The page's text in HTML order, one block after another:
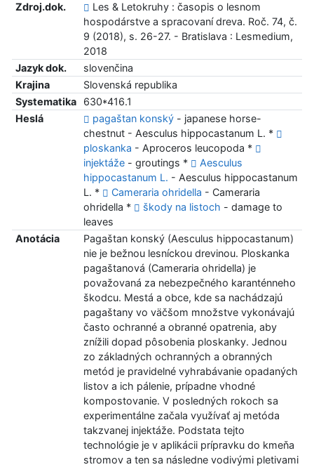
Zdroj.dok.
Les & Letokruhy : časopis o lesnom
hospodárstve a spracovaní dreva. Roč. 74, č.
9 (2018), s. 26-27. - Bratislava : Lesmedium,
2018
Jazyk dok.
slovenčina
Krajina
Slovenská republika
Systematika
630*416.1
Heslá
pagaštan konský- japanese horse-
chestnut - Aesculus hippocastanum L. *
ploskanka - Aproceros leucopoda *
injektáže- groutings *
Aesculus
hippocastanum L. - Aesculus hippocastanum
L. *
Cameraria ohridella - Cameraria
ohridella *
škody na listoch - damage to
leaves
Anotácia
Pagaštan konský (Aesculus hippocastanum)
nie je bežnou lesníckou drevinou. Ploskanka
pagaštanová (Cameraria ohridella) je
považovaná za nebezpečného karanténneho
škodcu. Mestá a obce, kde sa nachádzajú
pagaštany vo väčšom množstve vykonávajú
často ochranné a obranné opatrenia, aby
znížili dopad pôsobenia ploskanky. Jednou
zo základných ochranných a obranných
metód je pravidelné vyhrabávanie opadaných
listov a ich pálenie, prípadne vhodné
kompostovanie. V posledných rokoch sa
experimentálne začala využívať aj metóda
takzvanej injektáže. Podstata tejto
technológie je v aplikácii prípravku do kmeňa
stromov a ten sa následne vodivými pletivami